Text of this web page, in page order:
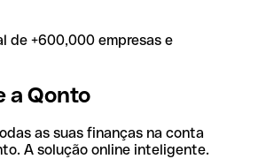
de +600,000 empresas e
a Qonto
as suas finanças na conta
A solução online inteligente.